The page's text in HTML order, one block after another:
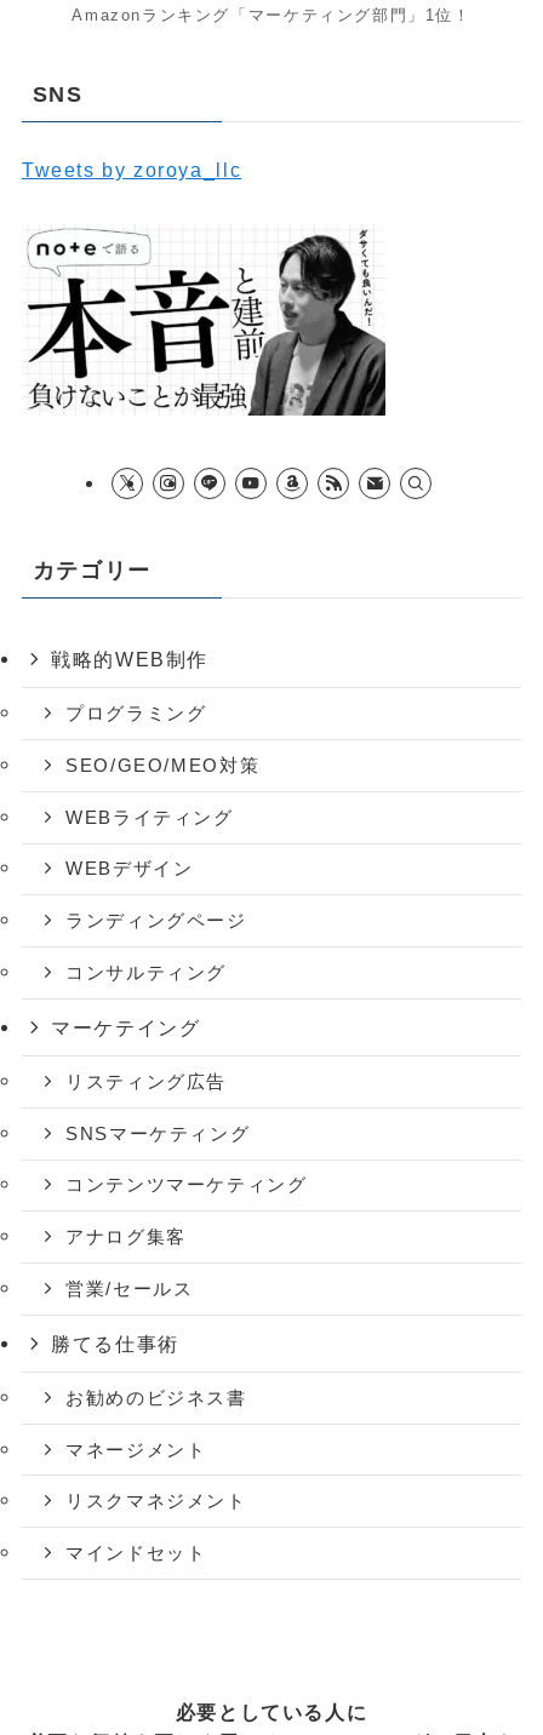
Amazonランキング「マーケティング部門」1位！
SNS
Tweets by zoroya_llc
カテゴリー
戦略的WEB制作
プログラミング
SEO/GEO/MEO対策
WEBライティング
WEBデザイン
ランディングページ
コンサルティング
マーケテイング
リスティング広告
SNSマーケティング
コンテンツマーケティング
アナログ集客
営業/セールス
勝てる仕事術
お勧めのビジネス書
マネージメント
リスクマネジメント
マインドセット
必要としている人に